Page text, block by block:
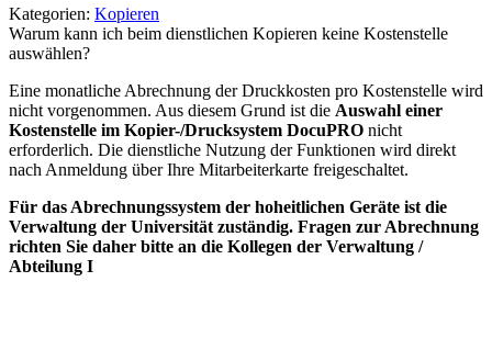
Kategorien: Kopieren
Warum kann ich beim dienstlichen Kopieren keine Kostenstelle
auswählen?
Eine monatliche Abrechnung der Druckkosten pro Kostenstelle wird
nicht vorgenommen. Aus diesem Grund ist die Auswahl einer
Kostenstelle im Kopier-/Drucksystem DocuPRO nicht
erforderlich. Die dienstliche Nutzung der Funktionen wird direkt
nach Anmeldung über Ihre Mitarbeiterkarte freigeschaltet.
Für das Abrechnungssystem der hoheitlichen Geräte ist die
Verwaltung der Universität zuständig. Fragen zur Abrechnung
richten Sie daher bitte an die Kollegen der Verwaltung /
Abteilung I